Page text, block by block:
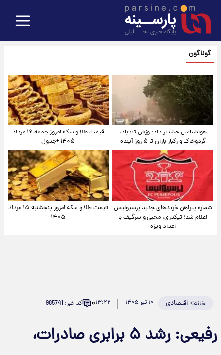
گوناگون
هواشناسی هشدار داد: وزش تندباد،
گردوخاک و رگبار باران تا ۵ روز آینده
قیمت طلا و سکه امروز جمعه ۱۶ مرداد
۱۴۰۵ +جدول
شماره پیراهن خریدهای جدید پرسپولیس
اعلام شد؛ تیکدری، محبی و سرگیف با
اعداد ویژه
قیمت طلا و سکه امروز پنجشنبه ۱۵ مرداد
۱۴۰۵
خانه>اقتصادی ۱۰ تیر ۱۴۰۵ ۱۳:۲۲۰ کد خبر: 985741
رفیعی: رشد ۵ برابری صادرات،